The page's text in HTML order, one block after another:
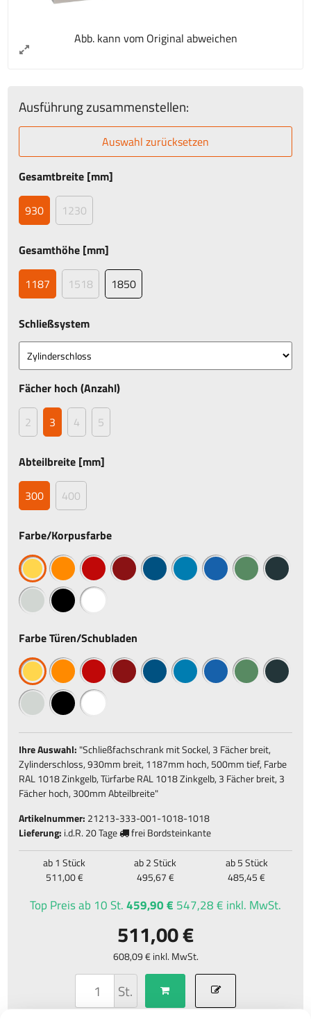
Abb. kann vom Original abweichen
Ausführung zusammenstellen:
Auswahl zurücksetzen
Gesamtbreite [mm]
930 1230
Gesamthöhe [mm]
1187 1518 1850
Schließsystem
Fächer hoch (Anzahl)
2 3 4 5
Abteilbreite [mm]
300 400
Farbe/Korpusfarbe
Farbe Türen/Schubladen
Ihre Auswahl: "Schließfachschrank mit Sockel, 3 Fächer breit,
Zylinderschloss, 930mm breit, 1187mm hoch, 500mm tief, Farbe
RAL 1018 Zinkgelb, Türfarbe RAL 1018 Zinkgelb, 3 Fächer breit, 3
Fächer hoch, 300mm Abteilbreite"
Artikelnummer: 21213-333-001-1018-1018
Lieferung: i.d.R. 20 Tage
frei Bordsteinkante
ab 1 Stück
511,00 €
ab 2 Stück
495,67 €
ab 5 Stück
485,45 €
Top Preisab 10 St.459,90 € 547,28 € inkl. MwSt.
511,00 €
608,09 € inkl. MwSt.
St.